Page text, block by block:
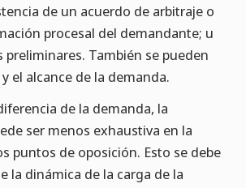
de un acuerdo de arbitraje o
procesal del demandante; u
preliminares. También se pueden
el alcance de la demanda.
de la demanda, la
ser menos exhaustiva en la
puntos de oposición. Esto se debe
la dinámica de la carga de la